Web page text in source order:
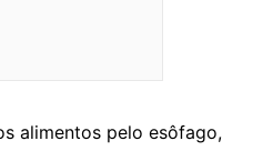
alimentos pelo esôfago,